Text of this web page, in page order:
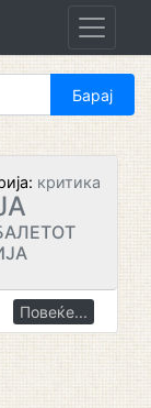
критика
Повеќе...